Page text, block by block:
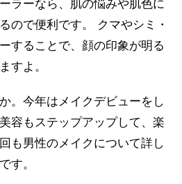
ラーなら、肌の悩みや肌色に
ので便利です。 クマやシミ・
することで、顔の印象が明る
すよ。
。今年はメイクデビューをし
容もステップアップして、楽
も男性のメイクについて詳し
す。